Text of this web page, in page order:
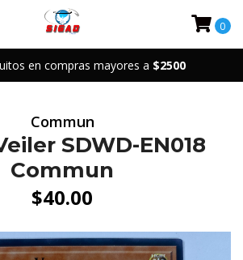
en compras mayores a $2500
0
Commun
SDWD-EN018
Commun
$40.00